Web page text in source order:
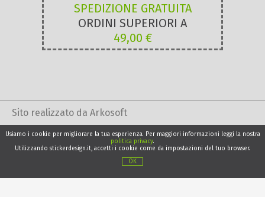
SPEDIZIONE GRATUITA
ORDINI SUPERIORI A
49,00 €
Sito realizzato da Arkosoft
Usiamo i cookie per migliorare la tua esperienza. Per maggiori informazioni leggi la nostra
politica privacy.
Utilizzando stickerdesign.it, accetti i cookie come da impostazioni del tuo browser.
OK